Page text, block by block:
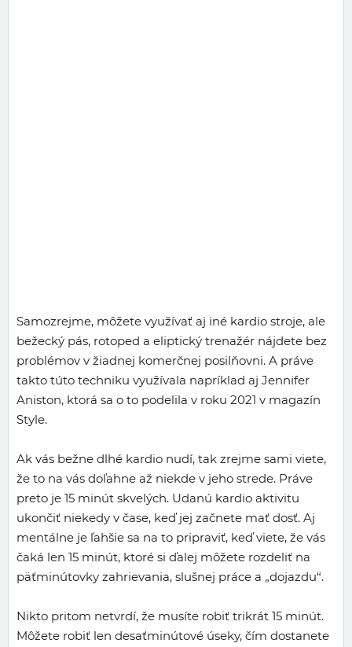
Samozrejme, môžete využívať aj iné kardio stroje, ale
bežecký pás, rotoped a eliptický trenažér nájdete bez
problémov v žiadnej komerčnej posilňovni. A práve
takto túto techniku využívala napríklad aj Jennifer
Aniston, ktorá sa o to podelila v roku 2021 v magazín
Style.
Ak vás bežne dlhé kardio nudí, tak zrejme sami viete,
že to na vás doľahne až niekde v jeho strede. Práve
preto je 15 minút skvelých. Udanú kardio aktivitu
ukončiť niekedy v čase, keď jej začnete mať dosť. Aj
mentálne je ľahšie sa na to pripraviť, keď viete, že vás
čaká len 15 minút, ktoré si ďalej môžete rozdeliť na
päťminútovky zahrievania, slušnej práce a „dojazdu“.
Nikto pritom netvrdí, že musíte robiť trikrát 15 minút.
Môžete robiť len desaťminútové úseky, čím dostanete